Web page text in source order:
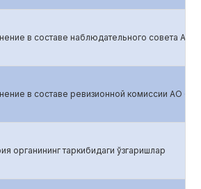
в составе наблюдательного совета АО
в составе ревизионной комиссии АО
органининг таркибидаги ўзгаришлар